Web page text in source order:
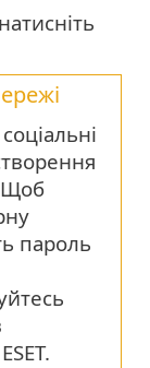
Щоб
пароль